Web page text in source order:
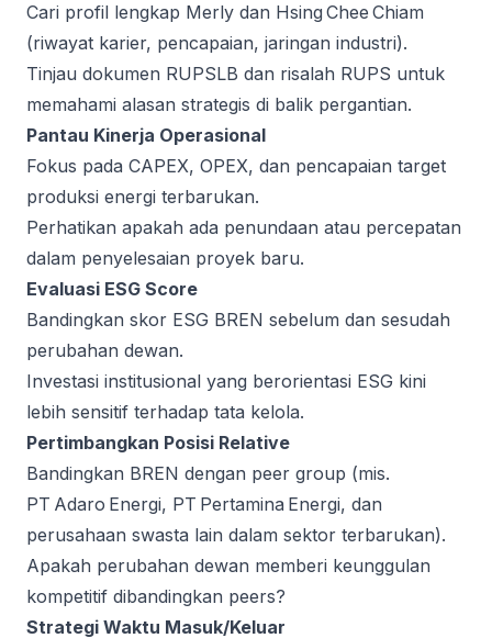
Cari profil lengkap Merly dan Hsing Chee Chiam
(riwayat karier, pencapaian, jaringan industri).
Tinjau dokumen RUPSLB dan risalah RUPS untuk
memahami alasan strategis di balik pergantian.
Pantau Kinerja Operasional
Fokus pada CAPEX, OPEX, dan pencapaian target
produksi energi terbarukan.
Perhatikan apakah ada penundaan atau percepatan
dalam penyelesaian proyek baru.
Evaluasi ESG Score
Bandingkan skor ESG BREN sebelum dan sesudah
perubahan dewan.
Investasi institusional yang berorientasi ESG kini
lebih sensitif terhadap tata kelola.
Pertimbangkan Posisi Relative
Bandingkan BREN dengan peer group (mis.
PT Adaro Energi, PT Pertamina Energi, dan
perusahaan swasta lain dalam sektor terbarukan).
Apakah perubahan dewan memberi keunggulan
kompetitif dibandingkan peers?
Strategi Waktu Masuk/Keluar